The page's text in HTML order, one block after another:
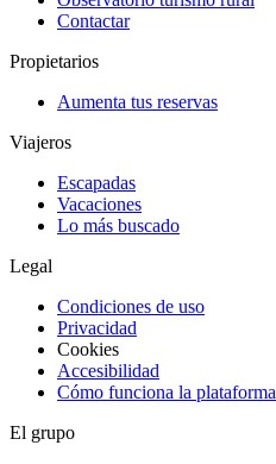
Contactar
Propietarios
Aumenta tus reservas
Viajeros
Escapadas
Vacaciones
Lo más buscado
Legal
Condiciones de uso
Privacidad
Cookies
Accesibilidad
Cómo funciona la plataforma
El grupo